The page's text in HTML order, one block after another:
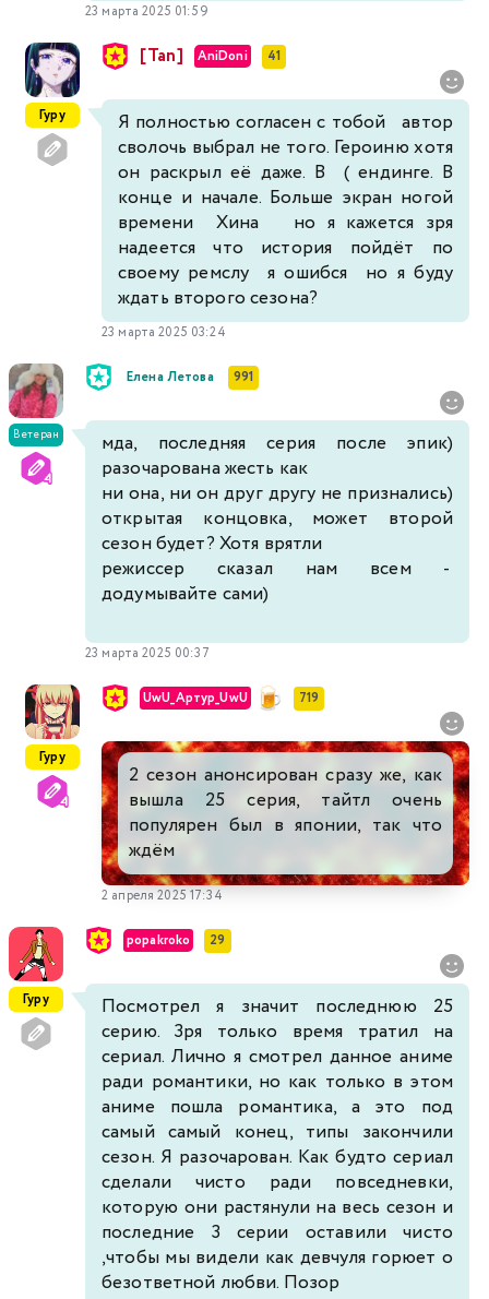
23 марта 2025 01:59
Гуру
[Tan] AniDoni 41
Я полностью согласен с тобой автор
сволочь выбрал не того. Героиню хотя
он раскрыл её даже. В ( ендинге. В
конце и начале. Больше экран ногой
времени Хина но я кажется зря
надеется что история пойдёт по
своему ремслу я ошибся но я буду
ждать второго сезона?
23 марта 2025 03:24
Ветеран
Елена Летова 991
мда, последняя серия после эпик)
разочарована жесть как
ни она, ни он друг другу не признались)
открытая концовка, может второй
сезон будет? Хотя врятли
режиссер сказал нам всем -
додумывайте сами)
23 марта 2025 00:37
Гуру
UwU_Артур_UwU 719
2 сезон анонсирован сразу же, как
вышла 25 серия, тайтл очень
популярен был в японии, так что
ждём
2 апреля 2025 17:34
Гуру
popakroko 29
Посмотрел я значит последнюю 25
серию. Зря только время тратил на
сериал. Лично я смотрел данное аниме
ради романтики, но как только в этом
аниме пошла романтика, а это под
самый самый конец, типы закончили
сезон. Я разочарован. Как будто сериал
сделали чисто ради повседневки,
которую они растянули на весь сезон и
последние 3 серии оставили чисто
,чтобы мы видели как девчуля горюет о
безответной любви. Позор